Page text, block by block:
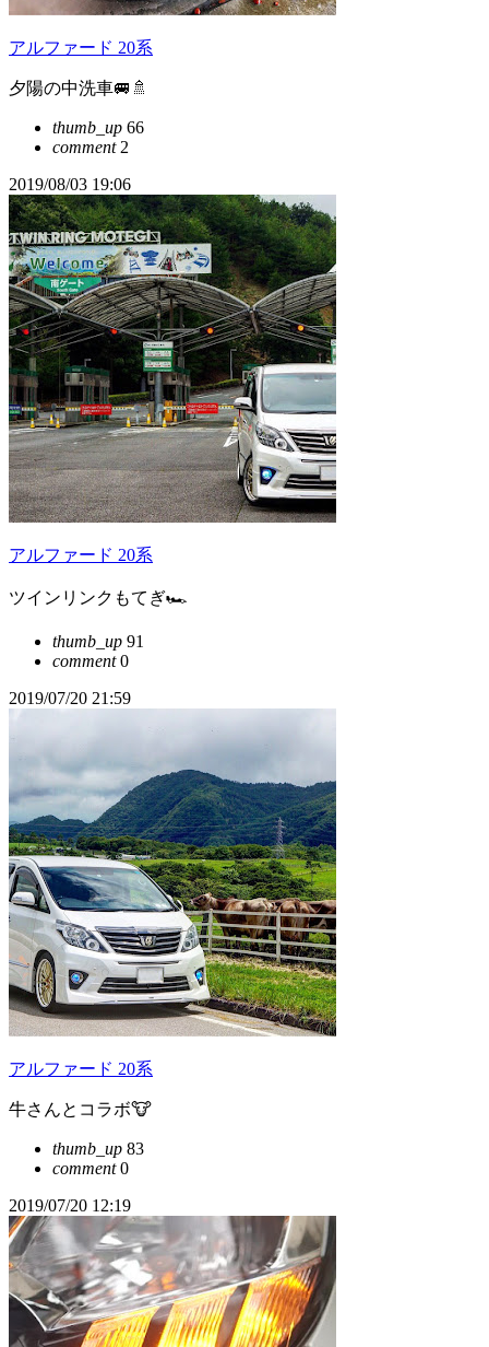
アルファード 20系
夕陽の中洗車🚐🚿
thumb_up 66
comment2
2019/08/03 19:06
アルファード 20系
ツインリンクもてぎ🏎
thumb_up 91
comment0
2019/07/20 21:59
アルファード 20系
牛さんとコラボ🐮
thumb_up 83
comment0
2019/07/20 12:19